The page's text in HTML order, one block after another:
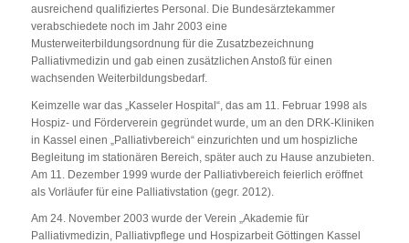
ausreichend qualifiziertes Personal. Die Bundesärztekammer
verabschiedete noch im Jahr 2003 eine
Musterweiterbildungsordnung für die Zusatzbezeichnung
Palliativmedizin und gab einen zusätzlichen Anstoß für einen
wachsenden Weiterbildungsbedarf.
Keimzelle war das „Kasseler Hospital“, das am 11. Februar 1998 als
Hospiz- und Förderverein gegründet wurde, um an den DRK-Kliniken
in Kassel einen „Palliativbereich“ einzurichten und um hospizliche
Begleitung im stationären Bereich, später auch zu Hause anzubieten.
Am 11. Dezember 1999 wurde der Palliativbereich feierlich eröffnet
als Vorläufer für eine Palliativstation (gegr. 2012).
Am 24. November 2003 wurde der Verein „Akademie für
Palliativmedizin, Palliativpflege und Hospizarbeit Göttingen Kassel